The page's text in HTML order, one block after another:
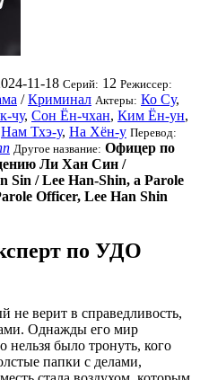
11-18 Серий: 12 Режиссер:
/Криминал Актеры: Ко Су,
чу, Сон Ён-чхан, Ким Ён-ун,
Нам Тхэ-у, На Хён-у Перевод:
Другое название: Офицер по
Ли Хан Син /
Sin / Lee Han-Shin, a Parole
Officer, Lee Han Shin
по УДО
верит в справедливость,
Однажды его мир
нельзя было тронуть, кого
папки с делами,